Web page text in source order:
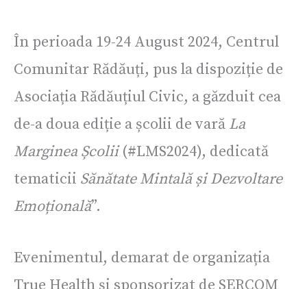
În perioada 19-24 August 2024, Centrul
Comunitar Rădăuți, pus la dispoziție de
Asociația Rădăuțiul Civic, a găzduit cea
de-a doua ediție a școlii de vară La
Marginea Școlii(#LMS2024), dedicată
tematicii Sănătate Mintală și Dezvoltare
Emoțională”.
Evenimentul, demarat de organizația
True Health și sponsorizat de SERCOM